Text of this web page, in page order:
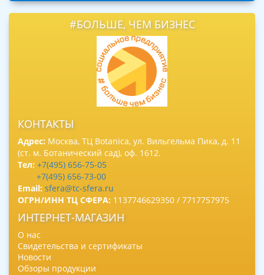
#БОЛЬШЕ, ЧЕМ БИЗНЕС
КОНТАКТЫ
Адрес: Москва, ТЦ Botanica, ул. Вильгельма Пика, д. 11
(ст. м. Ботанический сад), оф. 1612.
Тел: +7(495) 656-75-05
+7(495) 656-73-00
Email: sfera@tc-sfera.ru
ОГРН/ИНН ТЦ СФЕРА: 1137746629350 / 7717757975
ИНТЕРНЕТ-МАГАЗИН
О нас
Свидетельства и сертификаты
Новости
Обзоры продукции